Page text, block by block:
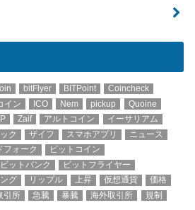
bitFlyer BITPoint
Coincheck
イン ICO Nem pickup
Quoine
Zaif アルトコイン
イーサリアム
ク ザイフ スマホアプリ
ニュース
フォーク
ビットコイン
ビットバンク
ビットフライヤー
グ リップル 上昇 仮想通貨
価格
引所 急騰 暴騰 海外取引所 規制